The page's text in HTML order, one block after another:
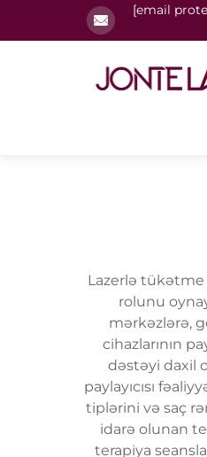
[email
Lazerlə tükətme
rolunu
mərkəzlərə,
cihazlarının
dəstəyi daxil
paylayıcısı
tiplərini və saç
idarə olunan
terapiya